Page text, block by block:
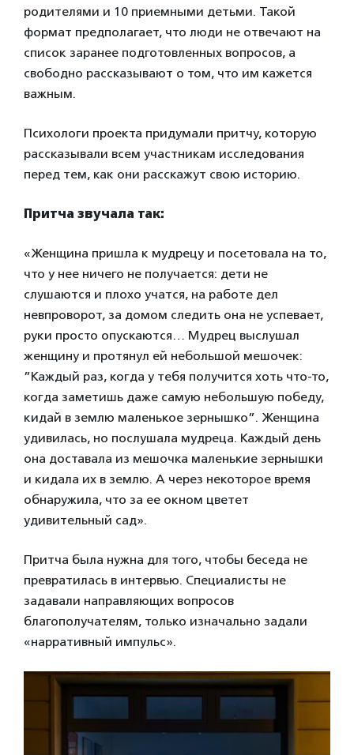
родителями и 10 приемными детьми. Такой
формат предполагает, что люди не отвечают на
список заранее подготовленных вопросов, а
свободно рассказывают о том, что им кажется
важным.
Психологи проекта придумали притчу, которую
рассказывали всем участникам исследования
перед тем, как они расскажут свою историю.
Притча звучала так:
«Женщина пришла к мудрецу и посетовала на то,
что у нее ничего не получается: дети не
слушаются и плохо учатся, на работе дел
невпроворот, за домом следить она не успевает,
руки просто опускаются… Мудрец выслушал
женщину и протянул ей небольшой мешочек:
”Каждый раз, когда у тебя получится хоть что-то,
когда заметишь даже самую небольшую победу,
кидай в землю маленькое зернышко”. Женщина
удивилась, но послушала мудреца. Каждый день
она доставала из мешочка маленькие зернышки
и кидала их в землю. А через некоторое время
обнаружила, что за ее окном цветет
удивительный сад».
Притча была нужна для того, чтобы беседа не
превратилась в интервью. Специалисты не
задавали направляющих вопросов
благополучателям, только изначально задали
«нарративный импульс».